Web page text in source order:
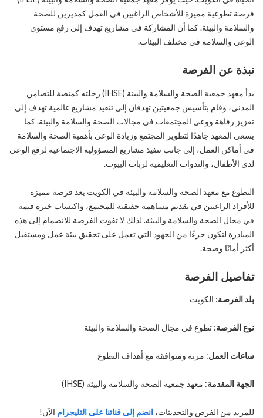
فرصة تطوعية مميزة للأشخاص الراغبين في العمل كمديرين للصحة
والسلامة والبيئة. كما أن المشاركة في مشاريع تهدف إلى رفع مستوى
الوعي والسلامة في مختلف البيئات.
نبذة عن الفرصة
بدأ معهد جمعية الصحة والسلامة والبيئة (IHSE) رحلته كمنصة للتضامن
المدني، وقام بتأسيس جمعيتين تهدفان إلى تنفيذ مشاريع عالمية تهدف إلى
تعزيز رفاهة ووعي المجتمعات في مجالات الصحة والسلامة والبيئة. كما
يسعى المعهد جاهدًا لتطوير المجتمع وزيادة الوعي بأهمية الصحة والسلامة
في أماكن العمل، إلى جانب تنفيذ مشاريع المسؤولية الاجتماعية لرفع الوعي
لدى الأطفال، والندوات التعليمية لربات البيوت.
التطوع مع معهد الصحة والسلامة والبيئة في الكويت يعد فرصة مميزة
للأفراد الراغبين في تقديم مساهمة حقيقية للمجتمع، واكتساب خبرة قيمة
في مجال الصحة والسلامة والبيئة. لذلك لا تفوت الفرصة للانضمام إلى هذه
المبادرة لتكون جزءًا من الجهود التي تعمل على تحقيق بيئة عمل ومستقبل
أكثر أمانًا وصحة.
تفاصيل الفرصة
بلد الفرصة: الكويت
نوع الفرصة: تطوع في مجال الصحة والسلامة والبيئة
ساعات العمل: مرنة ومتوافقة مع أهداف التطوع
الجهة المقدمة: معهد جمعية الصحة والسلامة والبيئة (IHSE)
للمزيد من الفرص والتحديثات، انضم إلى قناتنا على التليجرام الآن!